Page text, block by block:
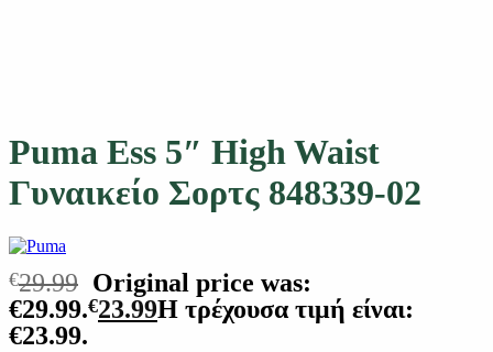
Puma Ess 5″ High Waist
Γυναικείο Σορτς 848339-02
€29.99 Original price was:
€29.99.€23.99Η τρέχουσα τιμή είναι:
€23.99.